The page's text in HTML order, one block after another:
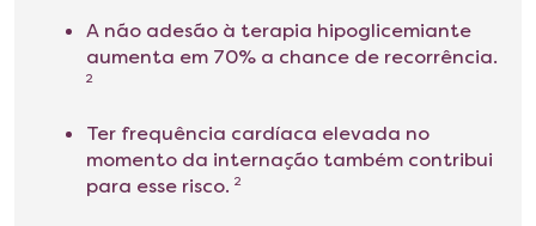
A não adesão à terapia hipoglicemiante
aumenta em 70% a chance de recorrência.
2
Ter frequência cardíaca elevada no
momento da internação também contribui
para esse risco. 2